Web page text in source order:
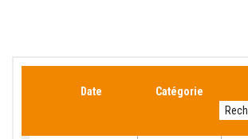
Date Catégorie